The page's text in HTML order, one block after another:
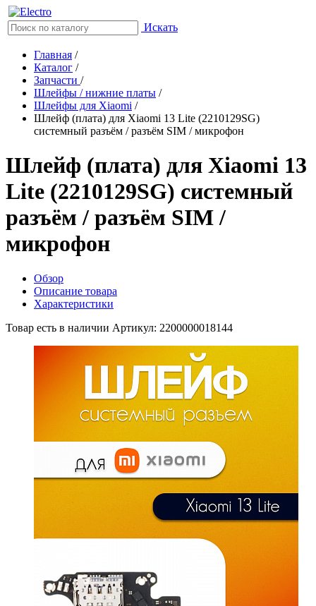
Искать
Главная /
Каталог /
Запчасти /
Шлейфы / нижние платы /
Шлейфы для Xiaomi /
Шлейф (плата) для Xiaomi 13 Lite (2210129SG)
системный разъём / разъём SIM / микрофон
Шлейф (плата) для Xiaomi 13
Lite (2210129SG) системный
разъём / разъём SIM /
микрофон
Обзор
Описание товара
Характеристики
Товар есть в наличии Артикул: 2200000018144